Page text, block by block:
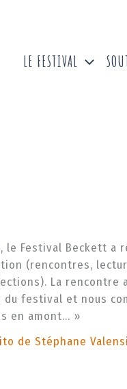
LE FESTIVAL
le Festival Beckett
(rencontres,
La rencontre
du festival et nous
en amont… »
de Stéphane Valensi